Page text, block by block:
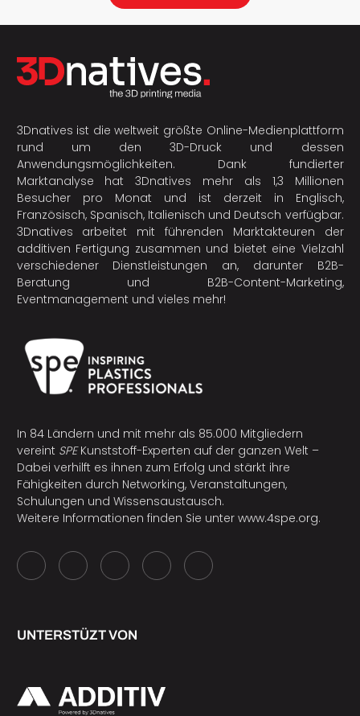
3Dnatives ist die weltweit größte Online-Medienplattform
rund um den 3D-Druck und dessen
Anwendungsmöglichkeiten. Dank fundierter
Marktanalyse hat 3Dnatives mehr als 1,3 Millionen
Besucher pro Monat und ist derzeit in Englisch,
Französisch, Spanisch, Italienisch und Deutsch verfügbar.
3Dnatives arbeitet mit führenden Marktakteuren der
additiven Fertigung zusammen und bietet eine Vielzahl
verschiedener Dienstleistungen an, darunter B2B-
Beratung und B2B-Content-Marketing,
Eventmanagement und vieles mehr!
In 84 Ländern und mit mehr als 85.000 Mitgliedern
vereint SPEKunststoff-Experten auf der ganzen Welt –
Dabei verhilft es ihnen zum Erfolg und stärkt ihre
Fähigkeiten durch Networking, Veranstaltungen,
Schulungen und Wissensaustausch.
Weitere Informationen finden Sie unter www.4spe.org.
UNTERSTÜZT VON